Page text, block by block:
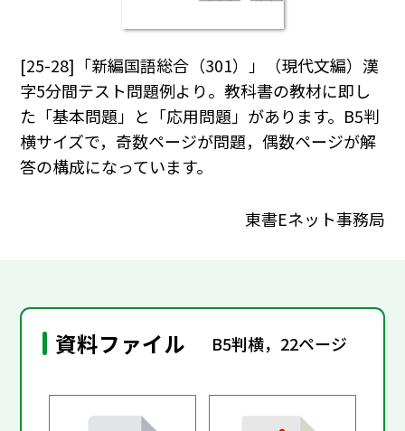
[25-28]「新編国語総合（301）」（現代文編）漢
字5分間テスト問題例より。教科書の教材に即し
た「基本問題」と「応用問題」があります。B5判
横サイズで，奇数ページが問題，偶数ページが解
答の構成になっています。
東書Eネット事務局
資料ファイル B5判横，22ページ